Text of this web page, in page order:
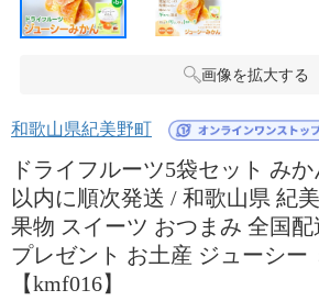
画像を拡大する
和歌山県紀美野町
ドライフルーツ5袋セット み
以内に順次発送 / 和歌山県 紀
果物 スイーツ おつまみ 全国配
プレゼント お土産 ジューシー
【kmf016】